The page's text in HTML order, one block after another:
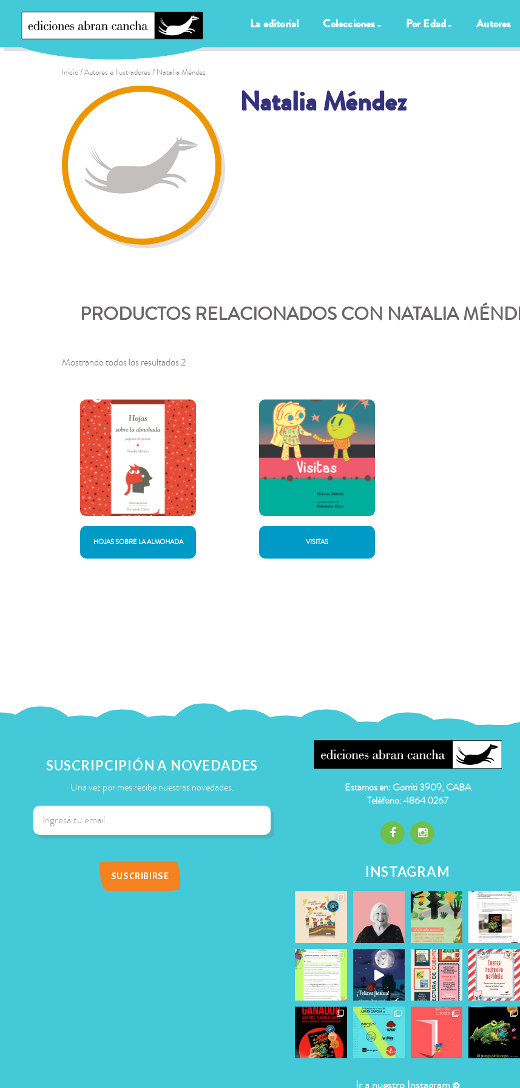
La editorial Colecciones Por Edad Autores
Inicio/ Autores e Ilustradores / Natalia Méndez
Natalia Méndez
PRODUCTOS RELACIONADOS CON NATALIA
Mostrando todos los resultados 2
HOJAS SOBRE LA ALMOHADA VISITAS
SUSCRIPCIPIÓN A NOVEDADES
Una vez por mes recibe nuestras novedades.
Estamos en: Gorriti 3909, CABA
Teléfono: 4864 0267
INSTAGRAM